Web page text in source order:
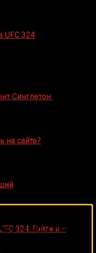
UFC 324
Синглетон
на сайте?
324: Гэйтжи –
на спорте?
канал
виды спорта